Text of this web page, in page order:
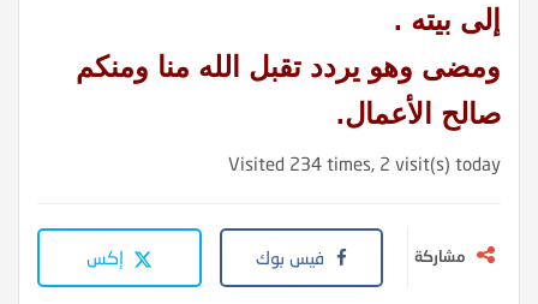
إلى بيته .
ومضى وهو يردد تقبل الله منا ومنكم
صالح الأعمال.
Visited 234 times, 2 visit(s) today
مشاركة فيس بوك إكس